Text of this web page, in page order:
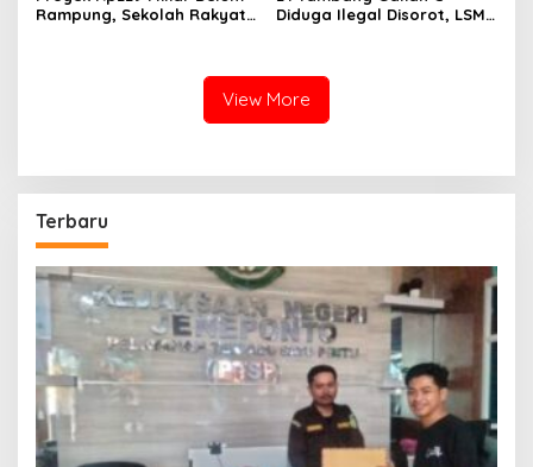
Rampung, Sekolah Rakyat
Diduga Ilegal Disorot, LSM
dan Kerusakan Lingkungan
View More
Terbaru